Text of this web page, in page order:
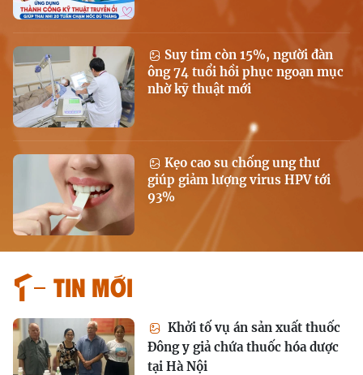
Suy tim còn 15%, người đàn
ông 74 tuổi hồi phục ngoạn mục
nhờ kỹ thuật mới
Kẹo cao su chống ung thư
giúp giảm lượng virus HPV tới
93%
Tin mới
Khởi tố vụ án sản xuất thuốc
Đông y giả chứa thuốc hóa dược
tại Hà Nội